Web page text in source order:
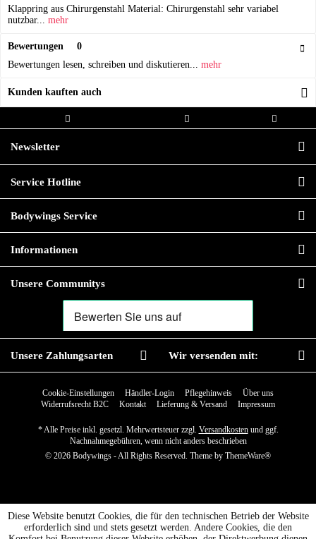
Klappring aus Chirurgenstahl Material: Chirurgenstahl sehr variabel
nutzbar... mehr
Bewertungen
0
Bewertungen lesen, schreiben und diskutieren... mehr
Kunden kauften auch
Bestellwert
Newsletter
Service Hotline
Bodywings Service
Informationen
Unsere Communitys
Unsere Zahlungsarten Wir versenden mit:
Cookie-Einstellungen Händler-Login Pflegehinweis
Über uns
Widerrufsrecht B2C
Kontakt Lieferung & Versand Impressum
* Alle Preise inkl. gesetzl. Mehrwertsteuer zzgl. Versandkostenund ggf.
Nachnahmegebühren, wenn nicht anders beschrieben
© 2026 Bodywings - All Rights Reserved. Theme by ThemeWare®
Diese Website benutzt Cookies, die für den technischen Betrieb der Website
erforderlich sind und stets gesetzt werden. Andere Cookies, die den